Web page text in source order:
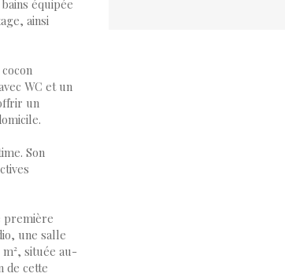
équipée
ainsi
WC et un
un
Son
première
une salle
située au-
de cette